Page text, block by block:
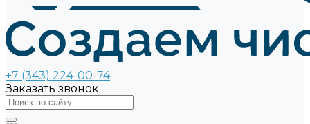
+7 (343) 224-00-74
Заказать звонок